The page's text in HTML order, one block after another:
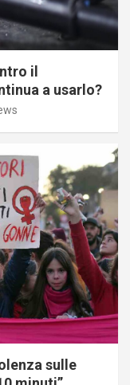
il
a usarlo?
sulle